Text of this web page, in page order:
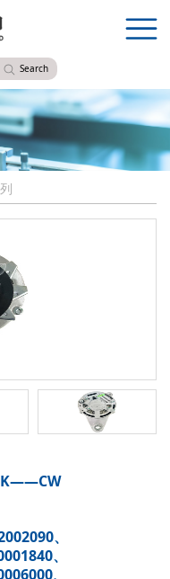
Search
、
、
、